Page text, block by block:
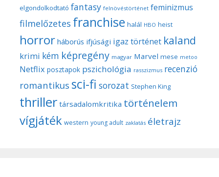
elgondolkodtató fantasy felnövéstörténet feminizmus
filmelőzetes franchise halál HBO heist
horror háborús ifjúsági igaz történet kaland
krimi kém képregény magyar Marvel mese metoo
Netflix posztapok pszichológia rasszizmus recenzió
romantikus sci-fi sorozat Stephen King
thriller társadalomkritika történelem
vígjáték western young adult zaklatás életrajz